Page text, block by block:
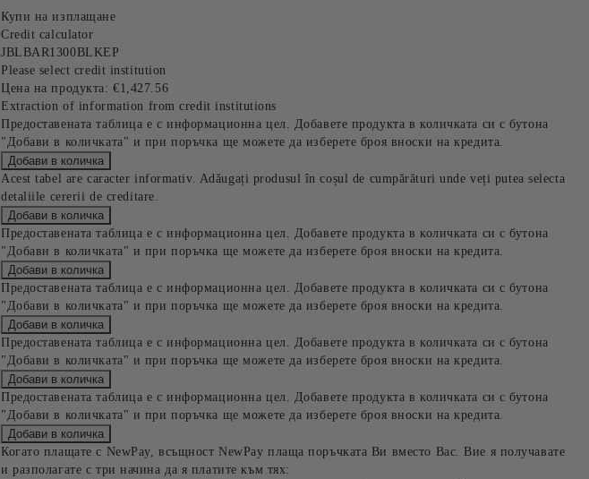
Купи на изплащане
Credit calculator
JBLBAR1300BLKEP
Please select credit institution
Цена на продукта: €1,427.56
Extraction of information from credit institutions
Предоставената таблица е с информационна цел. Добавете продукта в количката си с бутона
"Добави в количката" и при поръчка ще можете да изберете броя вноски на кредита.
Acest tabel are caracter informativ. Adăugați produsul în coșul de cumpărături unde veți putea selecta
detaliile cererii de creditare.
Предоставената таблица е с информационна цел. Добавете продукта в количката си с бутона
"Добави в количката" и при поръчка ще можете да изберете броя вноски на кредита.
Предоставената таблица е с информационна цел. Добавете продукта в количката си с бутона
"Добави в количката" и при поръчка ще можете да изберете броя вноски на кредита.
Предоставената таблица е с информационна цел. Добавете продукта в количката си с бутона
"Добави в количката" и при поръчка ще можете да изберете броя вноски на кредита.
Предоставената таблица е с информационна цел. Добавете продукта в количката си с бутона
"Добави в количката" и при поръчка ще можете да изберете броя вноски на кредита.
Когато плащате с NewPay, всъщност NewPay плаща поръчката Ви вместо Вас. Вие я получавате
и разполагате с три начина да я платите към тях: